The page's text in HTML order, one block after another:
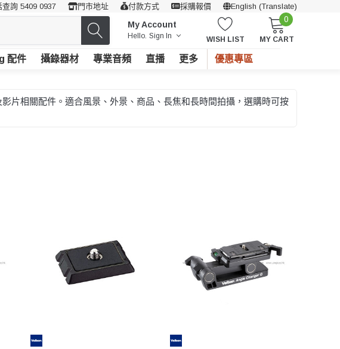
查詢 5409 0937 門市地址 付款方式 採購報價 English (Translate)
My Account
Hello. Sign In WISH LIST
0
MY CART
配件 攝錄器材 專業音頻 直播 更多 優惠專區
片相關配件。適合風景、外景、商品、長焦和長時間拍攝，選購時可按